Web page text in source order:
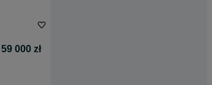
59 000 zł